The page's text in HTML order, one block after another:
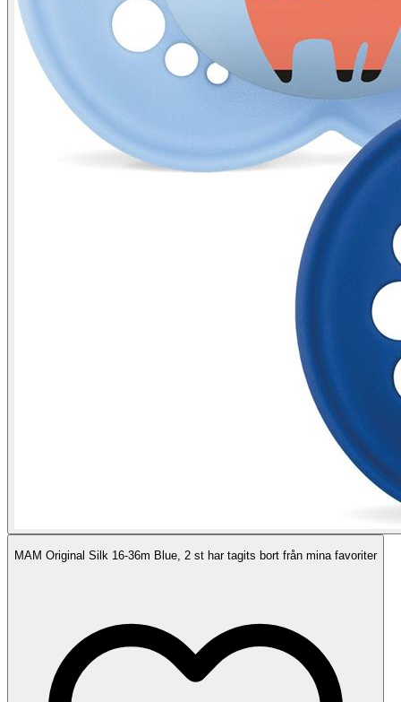
MAM Original Silk 16-36m Blue, 2 st har tagits bort från mina favoriter